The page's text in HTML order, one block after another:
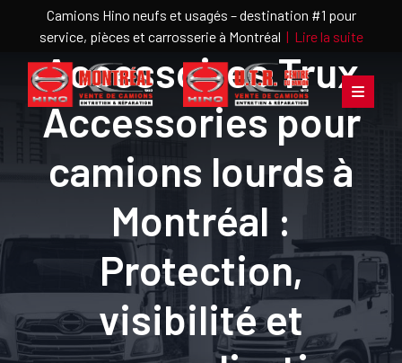
Camions Hino neufs et usagés – destination #1 pour
service, pièces et carrosserie à Montréal | Lire la suite
Accessoires Trux
Accessories pour
camions lourds à
Montréal :
Protection,
visibilité et